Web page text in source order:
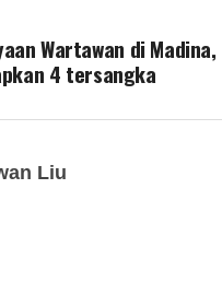
Wartawan di Madina,
4 tersangka
Liu